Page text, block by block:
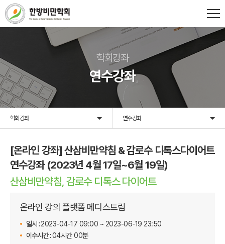
학회강좌
연수강좌
학회강좌 연수강좌
[온라인 강좌] 산삼비만약침 & 감로수 디톡스다이어트
연수강좌 (2023년 4월 17일~6월 19일)
산삼비만약침, 감로수 디톡스 다이어트
온라인 강의 플랫폼 메디스트림
일시 :2023-04-17 09:00 ~ 2023-06-19 23:50
이수시간 :04시간 00분